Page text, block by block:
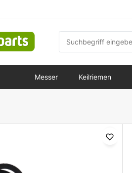
Messer Keilriemen
LB Riemen(18)